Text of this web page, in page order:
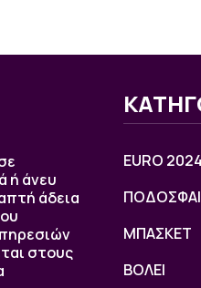
ή άνευ
άδεια
στους
EURO 2024
ΜΠΑΣΚΕΤ
ΒOΛΕΙ